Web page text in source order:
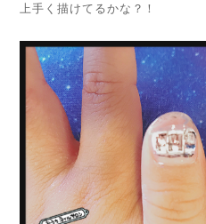
上手く描けてるかな？！